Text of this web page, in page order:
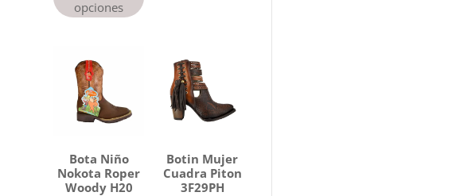
opciones
Bota Niño
Nokota Roper
Woody H20
Botin Mujer
Cuadra Piton
3F29PH